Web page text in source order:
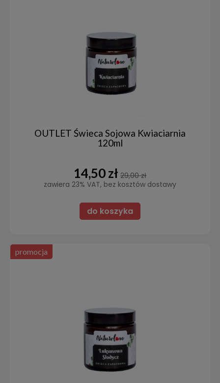
OUTLET Świeca Sojowa Kwiaciarnia
120ml
14,50 zł 29,00 zł
zawiera 23% VAT, bez kosztów dostawy
do koszyka
promocja